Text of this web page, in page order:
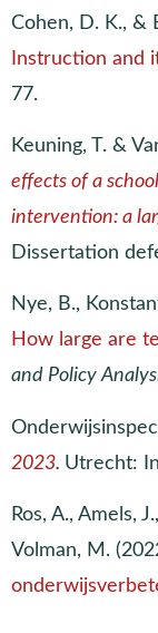
Cohen, D. K., &
Instruction and
77.
Keuning, T. &
effects of a
intervention: a
Dissertation
Nye, B.,
How large are
and Policy
2023. Utrecht:
Ros, A., Amels,
Volman, M.